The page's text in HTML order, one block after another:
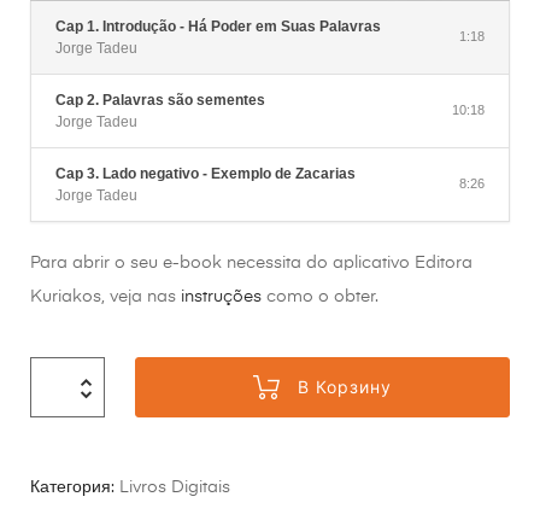
Cap 1. Introdução - Há Poder em Suas Palavras
Jorge Tadeu
1:18
Cap 2. Palavras são sementes
Jorge Tadeu
10:18
Cap 3. Lado negativo - Exemplo de Zacarias
Jorge Tadeu
8:26
Para abrir o seu e-book necessita do aplicativo Editora
Kuriakos, veja nas instruções como o obter.
В Корзину
Категория: Livros Digitais